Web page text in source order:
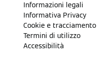
Informazioni legali
Informativa Privacy
Cookie e tracciamento
Termini di utilizzo
Accessibilità